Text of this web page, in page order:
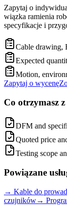
Zapytaj o
wiązka ramienia
specyfikacje i
Cable drawing,
Expected
Motion,
Zapytaj o wycenę
Co otrzymasz
DFM and
Quoted price
Testing scope
Powiązane
→ Kable do
czujników→